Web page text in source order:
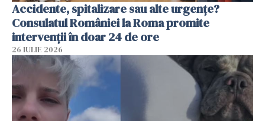
Accidente, spitalizare sau alte urgențe?
Consulatul României la Roma promite
intervenții în doar 24 de ore
26 IULIE 2026